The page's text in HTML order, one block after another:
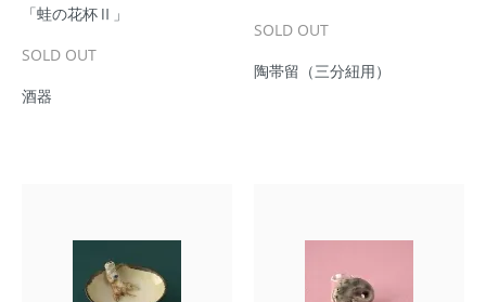
「蛙の花杯Ⅱ」
SOLD OUT
酒器
SOLD OUT
陶帯留（三分紐用）